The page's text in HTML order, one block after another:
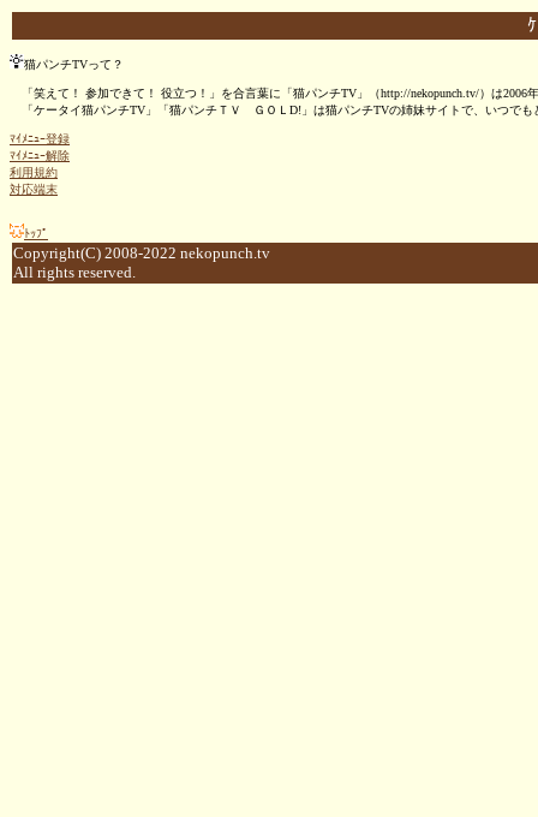
猫パンチTVって？
「笑えて！ 参加できて！ 役立つ！」を合言葉に「猫パンチTV」（http://nekopunch.tv/）は2006
「ケータイ猫パンチTV」「猫パンチＴＶ ＧＯＬD!」は猫パンチTVの姉妹サイトで、いつで
ﾏｲﾒﾆｭｰ登録
ﾏｲﾒﾆｭｰ解除
利用規約
対応端末
ﾄｯﾌﾟ
Copyright(C) 2008-2022 nekopunch.tv
All rights reserved.